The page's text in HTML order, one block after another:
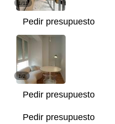
1/11
Pedir presupuesto
1/2
Pedir presupuesto
Pedir presupuesto